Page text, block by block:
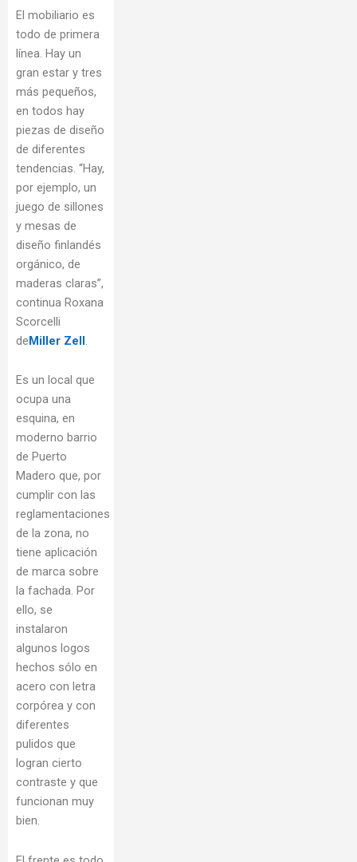
El mobiliario es
todo de primera
línea. Hay un
gran estar y tres
más pequeños,
en todos hay
piezas de diseño
de diferentes
tendencias. “Hay,
por ejemplo, un
juego de sillones
y mesas de
diseño finlandés
orgánico, de
maderas claras”,
continua Roxana
Scorcelli
deMiller Zell.
Es un local que
ocupa una
esquina, en
moderno barrio
de Puerto
Madero que, por
cumplir con las
reglamentaciones
de la zona, no
tiene aplicación
de marca sobre
la fachada. Por
ello, se
instalaron
algunos logos
hechos sólo en
acero con letra
corpórea y con
diferentes
pulidos que
logran cierto
contraste y que
funcionan muy
bien.